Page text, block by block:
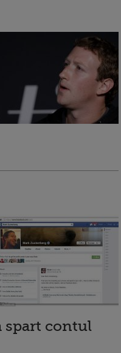
spart contul